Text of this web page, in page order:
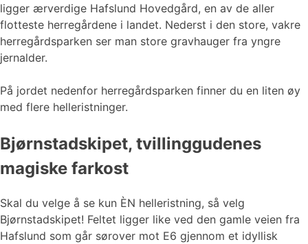
ligger ærverdige Hafslund Hovedgård, en av de aller
flotteste herregårdene i landet. Nederst i den store, vakre
herregårdsparken ser man store gravhauger fra yngre
jernalder.
På jordet nedenfor herregårdsparken finner du en liten øy
med flere helleristninger.
Bjørnstadskipet, tvillinggudenes
magiske farkost
Skal du velge å se kun ÈN helleristning, så velg
Bjørnstadskipet! Feltet ligger like ved den gamle veien fra
Hafslund som går sørover mot E6 gjennom et idyllisk